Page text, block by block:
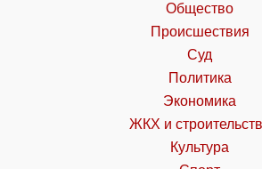
Общество
Происшествия
Суд
Политика
Экономика
ЖКХ и
Культура